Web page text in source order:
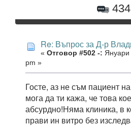
434
Re: Въпрос за Д-р
« Отговор #502 -: Януари
pm »
Госте, аз не съм пациент
мога да ти кажа, че това
абсурдно!Няма клиника, в
прави ин витро без